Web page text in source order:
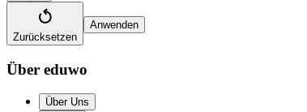
Zurücksetzen
Anwenden
Über eduwo
Über Uns